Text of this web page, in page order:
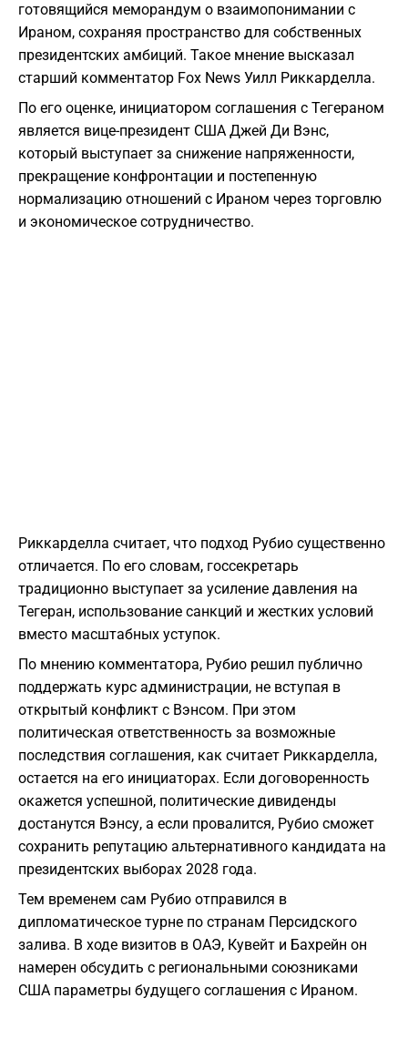
готовящийся меморандум о взаимопонимании с
Ираном, сохраняя пространство для собственных
президентских амбиций. Такое мнение высказал
старший комментатор Fox News Уилл Риккарделла.
По его оценке, инициатором соглашения с Тегераном
является вице-президент США Джей Ди Вэнс,
который выступает за снижение напряженности,
прекращение конфронтации и постепенную
нормализацию отношений с Ираном через торговлю
и экономическое сотрудничество.
Риккарделла считает, что подход Рубио существенно
отличается. По его словам, госсекретарь
традиционно выступает за усиление давления на
Тегеран, использование санкций и жестких условий
вместо масштабных уступок.
По мнению комментатора, Рубио решил публично
поддержать курс администрации, не вступая в
открытый конфликт с Вэнсом. При этом
политическая ответственность за возможные
последствия соглашения, как считает Риккарделла,
остается на его инициаторах. Если договоренность
окажется успешной, политические дивиденды
достанутся Вэнсу, а если провалится, Рубио сможет
сохранить репутацию альтернативного кандидата на
президентских выборах 2028 года.
Тем временем сам Рубио отправился в
дипломатическое турне по странам Персидского
залива. В ходе визитов в ОАЭ, Кувейт и Бахрейн он
намерен обсудить с региональными союзниками
США параметры будущего соглашения с Ираном.